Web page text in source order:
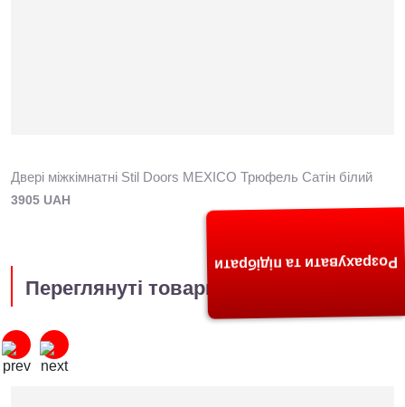
Двері міжкімнатні Stil Doors MEXICO Трюфель Сатін білий
3905 UAH
Переглянуті товари
Розрахувати та підібрати